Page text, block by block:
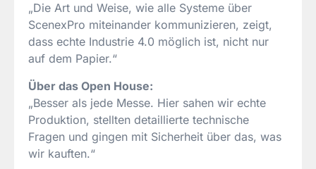
„Die Art und Weise, wie alle Systeme über
ScenexPro miteinander kommunizieren, zeigt,
dass echte Industrie 4.0 möglich ist, nicht nur
auf dem Papier.“
Über das Open House:
„Besser als jede Messe. Hier sahen wir echte
Produktion, stellten detaillierte technische
Fragen und gingen mit Sicherheit über das, was
wir kauften.“